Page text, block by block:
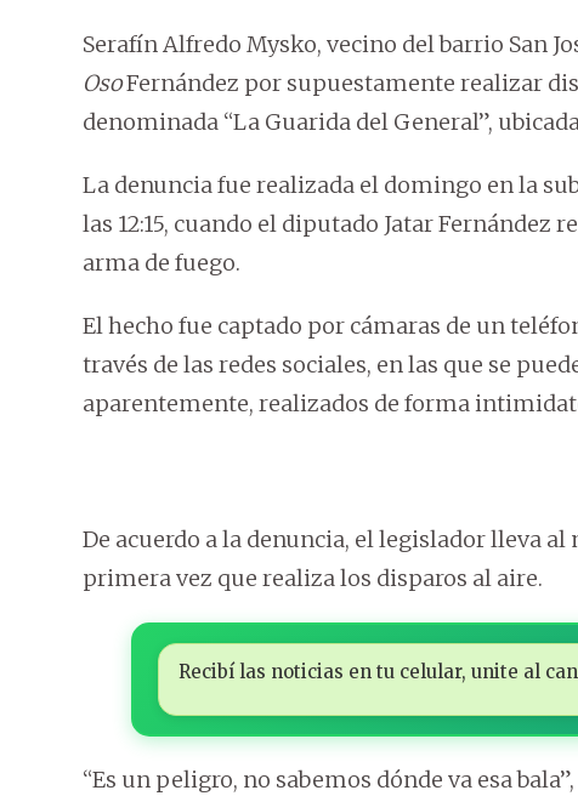
Serafín Alfredo Mysko, vecino del barrio San
OsoFernández por supuestamente realizar
denominada “La Guarida del General”,
La denuncia fue realizada el domingo en la
las 12:15, cuando el diputado Jatar Fernández
arma de fuego.
El hecho fue captado por cámaras de un
través de las redes sociales, en las que se
aparentemente, realizados de forma
De acuerdo a la denuncia, el legislador lleva
primera vez que realiza los disparos al aire.
Recibí las noticias en tu celular, unite al
“Es un peligro, no sabemos dónde va esa